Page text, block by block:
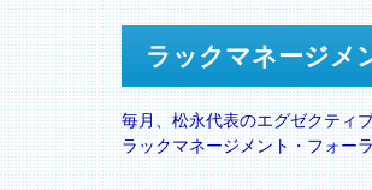
ラックマネージメ
毎月、松永代表のエグゼクティ
ラックマネージメント・フォー